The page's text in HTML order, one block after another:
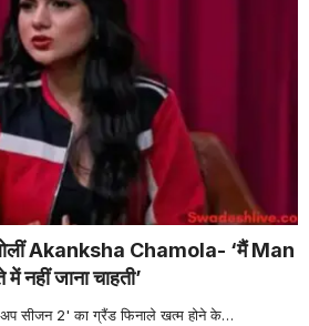
Akanksha Chamola- ‘मैं Man
नहीं जाना चाहती’
सीजन 2' का ग्रैंड फिनाले खत्म होने के…